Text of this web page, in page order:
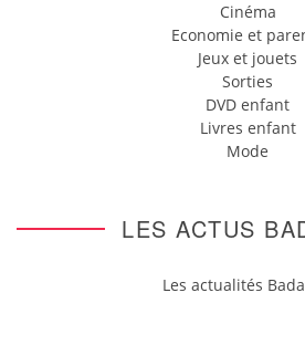
Cinéma
Economie et
Jeux et jouets
Sorties
DVD enfant
Livres enfant
Mode
LES ACTUS
Les actualités